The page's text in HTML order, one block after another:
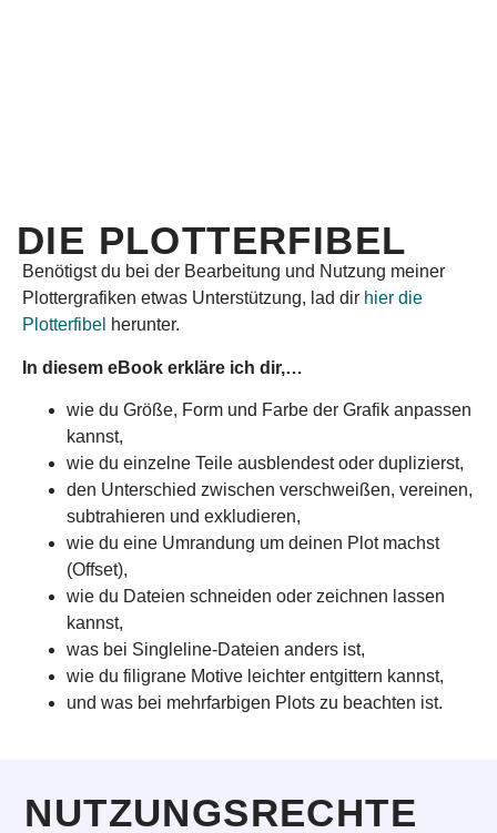
DIE PLOTTERFIBEL
Benötigst du bei der Bearbeitung und Nutzung meiner
Plottergrafiken etwas Unterstützung, lad dir hier die
Plotterfibel herunter.
In diesem eBook erkläre ich dir,…
wie du Größe, Form und Farbe der Grafik anpassen
kannst,
wie du einzelne Teile ausblendest oder duplizierst,
den Unterschied zwischen verschweißen, vereinen,
subtrahieren und exkludieren,
wie du eine Umrandung um deinen Plot machst
(Offset),
wie du Dateien schneiden oder zeichnen lassen
kannst,
was bei Singleline-Dateien anders ist,
wie du filigrane Motive leichter entgittern kannst,
und was bei mehrfarbigen Plots zu beachten ist.
NUTZUNGSRECHTE